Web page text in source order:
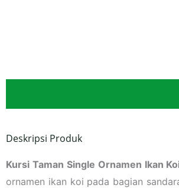
Deskripsi Produk
Kursi Taman Single Ornamen Ikan
ornamen ikan koi pada bagian